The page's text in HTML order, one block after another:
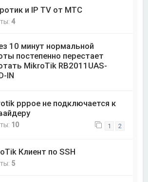
и IP TV от МТС
4
10 минут нормальной
постепенно перестает
MikroTik RB2011UAS-
IN
pppoe не подключается к
10 1 2
Клиент по SSH
5